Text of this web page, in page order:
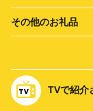
その他のお礼品
TVで紹介